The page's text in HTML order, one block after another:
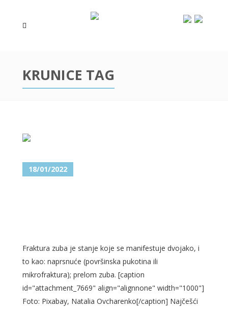
KRUNICE TAG
18/01/2022
Fraktura zuba je stanje koje se manifestuje dvojako, i
to kao: naprsnuće (površinska pukotina ili
mikrofraktura); prelom zuba. [caption
id="attachment_7669" align="alignnone" width="1000"]
Foto: Pixabay, Natalia Ovcharenko[/caption] Najčešći